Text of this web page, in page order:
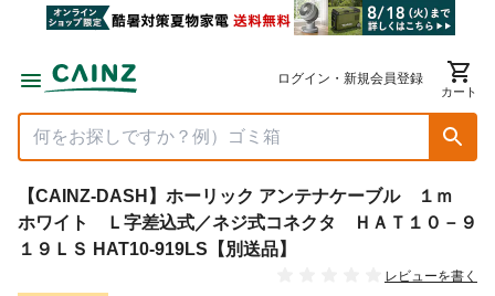
ログイン・新規会員登録
カート
【CAINZ-DASH】ホーリック アンテナケーブル １ｍ
ホワイト Ｌ字差込式／ネジ式コネクタ ＨＡＴ１０－９
１９ＬＳ HAT10-919LS【別送品】
レビューを書く